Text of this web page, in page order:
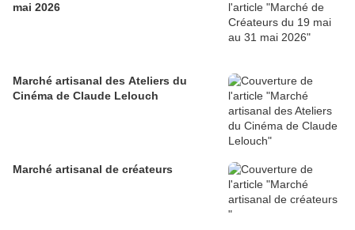
mai 2026
Marché artisanal des Ateliers du
Cinéma de Claude Lelouch
Marché artisanal de créateurs